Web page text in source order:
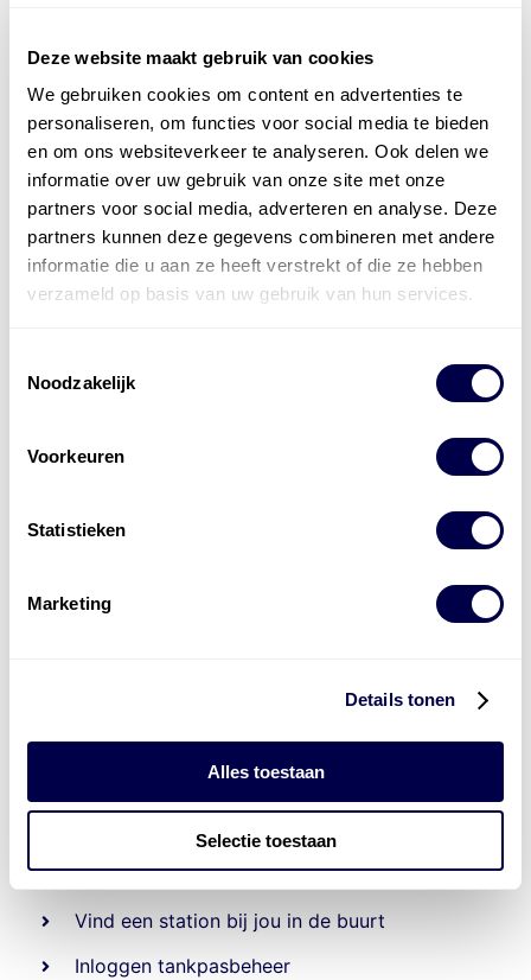
Deze website maakt gebruik van cookies
We gebruiken cookies om content en advertenties te
personaliseren, om functies voor social media te bieden
en om ons websiteverkeer te analyseren. Ook delen we
informatie over uw gebruik van onze site met onze
partners voor social media, adverteren en analyse. Deze
partners kunnen deze gegevens combineren met andere
informatie die u aan ze heeft verstrekt of die ze hebben
verzameld op basis van uw gebruik van hun services.
Noodzakelijk
Voorkeuren
Statistieken
Marketing
Details tonen
Alles toestaan
Selectie toestaan
Officieel distributeur met Mobil Smeermiddelen
voor alle sectoren
Welke olie heb ik nodig
Alle producten bekijken
ReferentiesKwikfit,Roba ,de Groot
tankstationsen duizenden
laadpassen
Den Hartog tank- en laadpas
Vind een station bij jou in de buurt
Inloggen tankpasbeheer